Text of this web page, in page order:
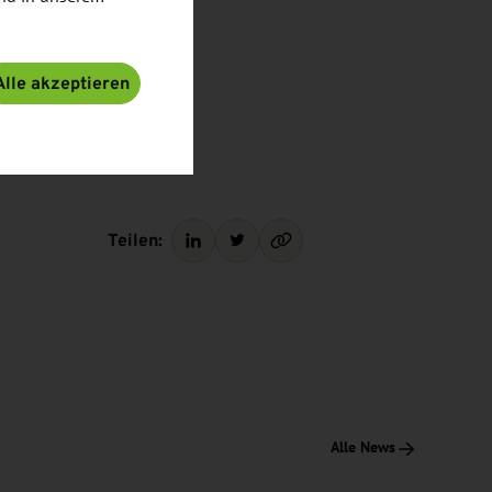
Teilen:
Alle News
akzeptieren